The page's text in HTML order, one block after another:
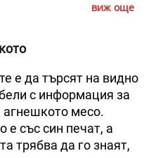
виж още
е да търсят на видно
с информация за
агнешкото месо.
е със син печат, а
трябва да го знаят,